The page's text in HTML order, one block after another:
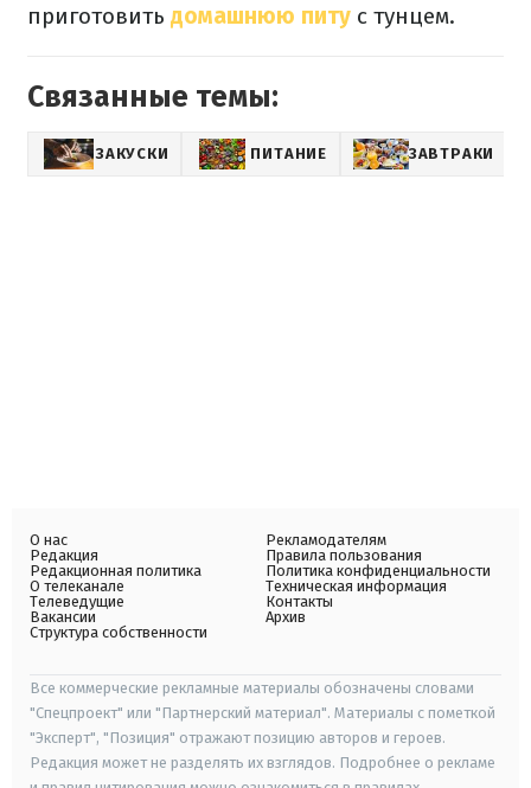
приготовить домашнюю питу с тунцем.
Связанные темы:
ЗАКУСКИ ПИТАНИЕ ЗАВТРАКИ
О нас
Редакция
Редакционная политика
О телеканале
Телеведущие
Вакансии
Структура собственности
Рекламодателям
Правила пользования
Политика конфиденциальности
Техническая информация
Контакты
Архив
Все коммерческие рекламные материалы обозначены словами
"Спецпроект" или "Партнерский материал". Материалы с пометкой
"Эксперт", "Позиция" отражают позицию авторов и героев.
Редакция может не разделять их взглядов. Подробнее о рекламе